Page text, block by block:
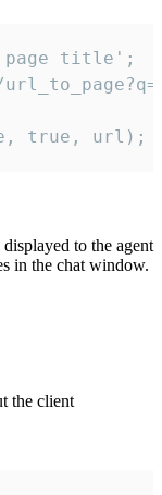
title';
true, url);
to the agent
in the chat window.
the client